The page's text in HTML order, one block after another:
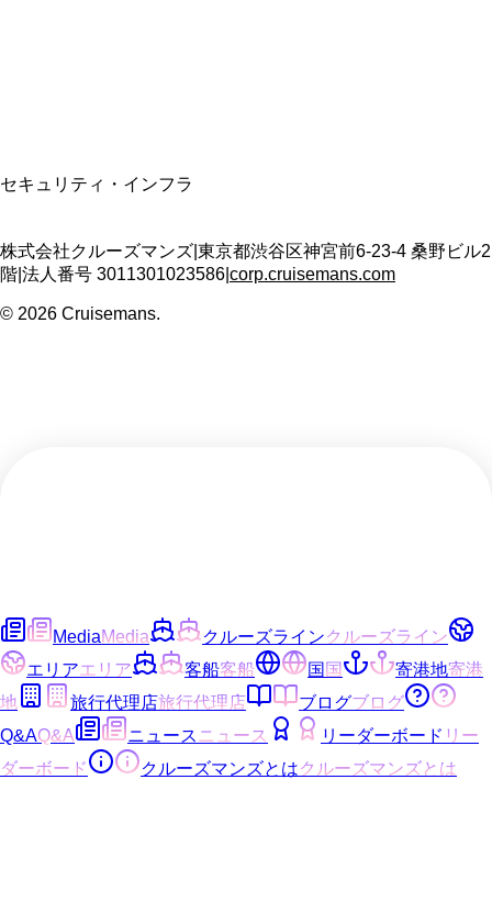
セキュリティ・インフラ
株式会社クルーズマンズ 東京都渋谷区神宮前6-23-4 桑野ビル2
階 法人番号 3011301023586 corp.cruisemans.com
© 2026 Cruisemans.
MediaMedia クルーズラインクルーズライン
エリアエリア 客船客船 国国 寄港地寄港
地
旅行代理店旅行代理店 ブログブログ
Q&AQ&A ニュース ニュース リーダーボード リー
ダーボード
クルーズマンズとはクルーズマンズとは